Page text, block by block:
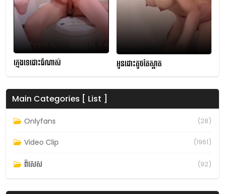
ក្មេងទេដោះធំណាស់ អូនដោះតូចតែស្អាត
Main Categories [ List ]
Onlyfans (28)
Video Clip (1961)
ពិសេស (92)